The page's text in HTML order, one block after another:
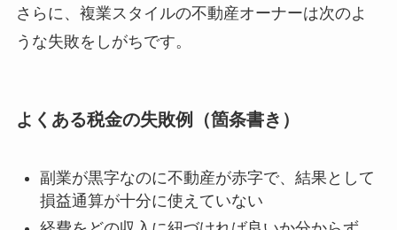
さらに、複業スタイルの不動産オーナーは次のよ
うな失敗をしがちです。
よくある税金の失敗例（箇条書き）
副業が黒字なのに不動産が赤字で、結果として
損益通算が十分に使えていない